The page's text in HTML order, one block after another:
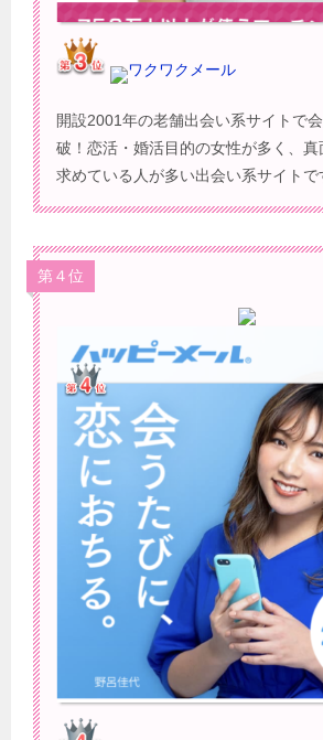
ワクワクメール
開設2001年の老舗出会い系サイトで
破！恋活・婚活目的の女性が多く、真
求めている人が多い出会い系サイトで
第４位